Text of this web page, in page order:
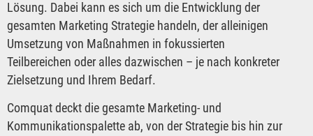
Lösung. Dabei kann es sich um die Entwicklung der
gesamten Marketing Strategie handeln, der alleinigen
Umsetzung von Maßnahmen in fokussierten
Teilbereichen oder alles dazwischen – je nach konkreter
Zielsetzung und Ihrem Bedarf.
Comquat deckt die gesamte Marketing- und
Kommunikationspalette ab, von der Strategie bis hin zur